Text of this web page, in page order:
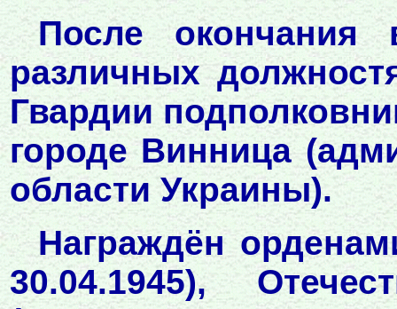
После
различных
Гвардии
городе Винница
области Украины).
Награждён
30.04.1945),